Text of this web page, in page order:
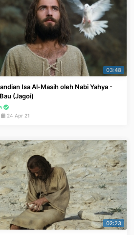
03:48
Isa Al-Masih oleh Nabi Yahya -
(Jagoi)
24 Apr 21
02:23